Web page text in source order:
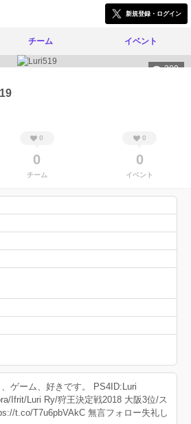
新規登録・ログイン
チーム イベント
280
0
0
チーム
0
0
イベント
ゲーム、好きです。 PS4ID:Luri
Ifrit/Luri Ry/狩王決定戦2018 大阪3位/ス
t.co/T7u6pbVAkC 無言フォロー失礼し